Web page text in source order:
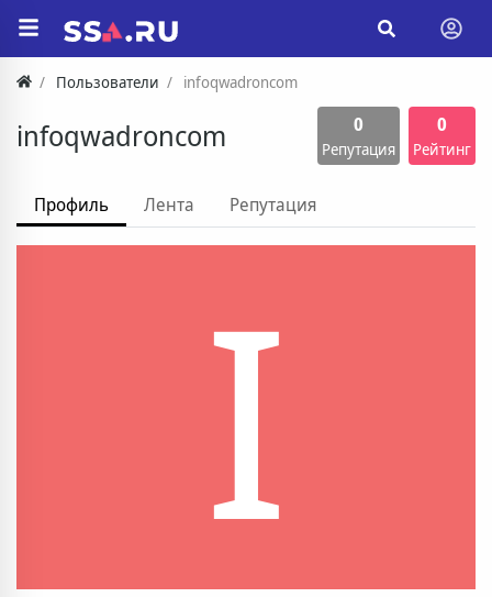
Пользователи infoqwadroncom
infoqwadroncom 0
Репутация
0
Рейтинг
Профиль Лента Репутация
I